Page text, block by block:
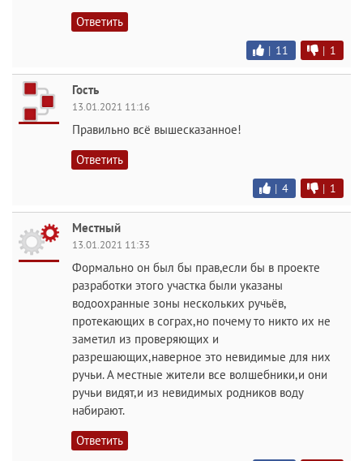
Ответить
| 11 | 1
Гость
13.01.2021 11:16
Правильно всё вышесказанное!
Ответить
| 4 | 1
Местный
13.01.2021 11:33
Формально он был бы прав,если бы в проекте
разработки этого участка были указаны
водоохранные зоны нескольких ручьёв,
протекающих в сограх,но почему то никто их не
заметил из проверяющих и
разрешающих,наверное это невидимые для них
ручьи. А местные жители все волшебники,и они
ручьи видят,и из невидимых родников воду
набирают.
Ответить